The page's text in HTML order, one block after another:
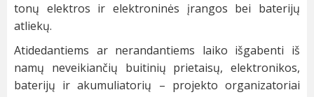
tonų elektros ir elektroninės įrangos bei baterijų
atliekų.
Atidedantiems ar nerandantiems laiko išgabenti iš
namų neveikiančių buitinių prietaisų, elektronikos,
baterijų ir akumuliatorių – projekto organizatoriai